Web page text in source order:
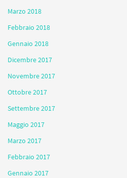
Marzo 2018
Febbraio 2018
Gennaio 2018
Dicembre 2017
Novembre 2017
Ottobre 2017
Settembre 2017
Maggio 2017
Marzo 2017
Febbraio 2017
Gennaio 2017